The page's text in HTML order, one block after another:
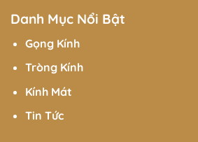
Danh Mục Nổi Bật
Gọng Kính
Tròng Kính
Kính Mát
Tin Tức